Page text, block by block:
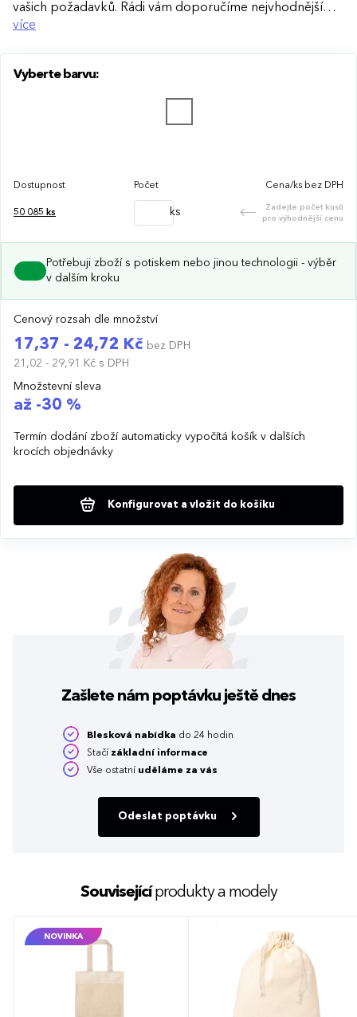
vašich požadavků. Rádi vám doporučíme nejvhodnější
technologii potisku s ohledem na design i váš rozpočet.
více
Vyberte barvu:
Dostupnost Počet Cena/ks bez DPH
50 085 ks ks
Zadejte počet kusů
pro výhodnější cenu
Potřebuji zboží s potiskem nebo jinou technologii - výběr
v dalším kroku
Cenový rozsah dle množství
17,37 - 24,72 Kč bez DPH
21,02 - 29,91 Kč s DPH
Množstevní sleva
až -30 %
Termín dodání zboží automaticky vypočítá košík v dalších
krocích objednávky
Konfigurovat a vložit do košíku
Zašlete nám poptávku ještě dnes
Blesková nabídka do 24 hodin
Stačí základní informace
Vše ostatní uděláme za vás
Odeslat poptávku
Souvisejícíprodukty a modely
NOVINKA